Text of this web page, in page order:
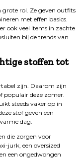
grote rol. Ze geven outfits
met effen basics.
ook veel items in zachte
bij de trends van
stoffen tot
zijn. Daarom zijn
populair deze zomer.
steeds vaker op in
stof geven een
dag.
die zorgen voor
jurk, een oversized
een ongedwongen